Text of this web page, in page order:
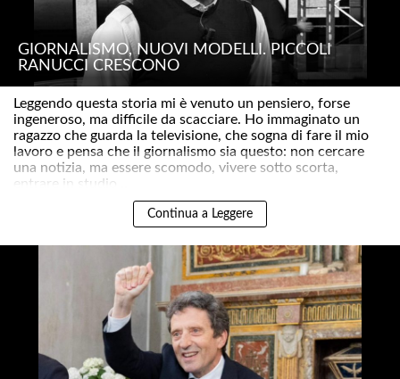
GIORNALISMO, NUOVI MODELLI. PICCOLI
RANUCCI CRESCONO
Leggendo questa storia mi è venuto un pensiero, forse
ingeneroso, ma difficile da scacciare. Ho immaginato un
ragazzo che guarda la televisione, che sogna di fare il mio
lavoro e pensa che il giornalismo sia questo: non cercare
una notizia, ma essere scomodo, vivere sotto scorta,
entrare in studio ..
Continua a Leggere